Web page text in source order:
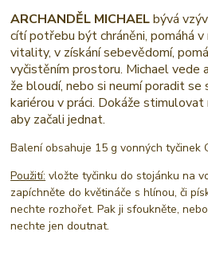
ARCHANDĚL MICHAELbývá
cítí potřebu být chráněni, pomáhá
vitality, v získání sebevědomí,
vyčistěním prostoru. Michael vede
že bloudí, nebo si neumí poradit se
kariérou v práci. Dokáže
aby začali jednat.
Balení obsahuje 15 g vonných tyčinek
Použití: vložte tyčinku do stojánku na
zapíchněte do květináče s hlínou, či
nechte rozhořet. Pak ji sfoukněte,
nechte jen doutnat.